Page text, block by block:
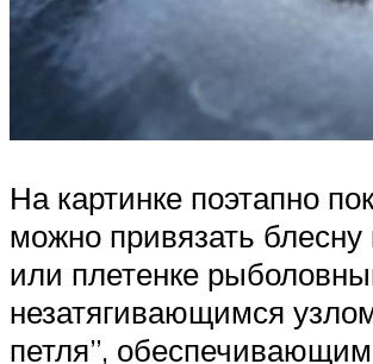
На картинке поэтапно
можно привязать блесну
или плетенке
незатягивающимся
петля”, обеспечивающим